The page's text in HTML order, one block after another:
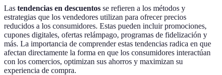
Las tendencias en descuentos se refieren a los métodos y
estrategias que los vendedores utilizan para ofrecer precios
reducidos a los consumidores. Estas pueden incluir promociones,
cupones digitales, ofertas relámpago, programas de fidelización y
más. La importancia de comprender estas tendencias radica en que
afectan directamente la forma en que los consumidores interactúan
con los comercios, optimizan sus ahorros y maximizan su
experiencia de compra.